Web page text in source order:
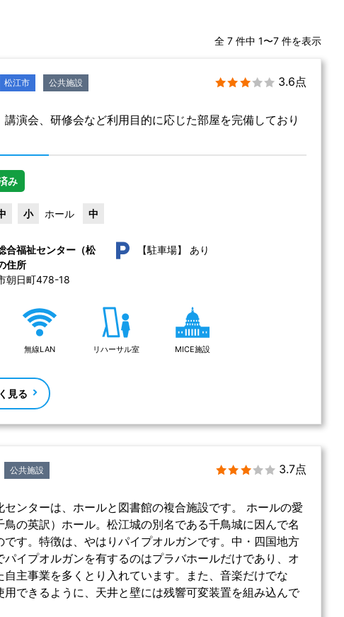
全 7 件中 1〜7 件を表示
松江市 公共施設 3.6点
講演会、研修会など利用目的に応じた部屋を完備しており
み
小 ホール 中
合福祉センター（松
住所
朝日町478-18
【駐車場】 あり
無線LAN リハーサル室 MICE施設
見る
公共施設 3.7点
センターは、ホールと図書館の複合施設です。 ホールの愛
鳥の英訳）ホール。松江城の別名である千鳥城に因んで名
です。特徴は、やはりパイプオルガンです。中・四国地方
パイプオルガンを有するのはプラバホールだけであり、オ
自主事業を多くとり入れています。また、音楽だけでな
用できるように、天井と壁には残響可変装置を組み込んで